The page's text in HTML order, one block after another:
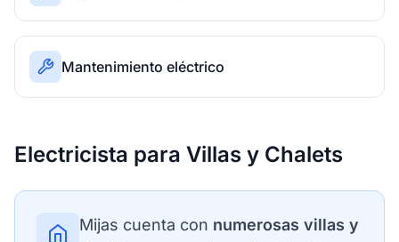
Mantenimiento eléctrico
Electricista para Villas y Chalets
Mijas cuenta con numerosas villas y